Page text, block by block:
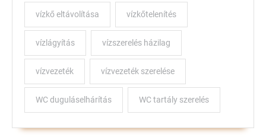
vízkő eltávolítása vízkőtelenítés
vízlágyítás vízszerelés házilag
vízvezeték vízvezeték szerelése
WC duguláselhárítás WC tartály szerelés